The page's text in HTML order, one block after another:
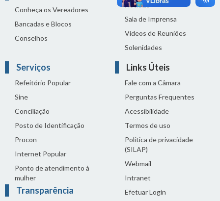
Conheça os Vereadores
Bancadas e Blocos
Conselhos
Notícias
Sala de Imprensa
Vídeos de Reuniões
Solenidades
Serviços
Refeitório Popular
Sine
Conciliação
Posto de Identificação
Procon
Internet Popular
Ponto de atendimento à
mulher
Transparência
Links Úteis
Fale com a Câmara
Perguntas Frequentes
Acessibilidade
Termos de uso
Política de privacidade
(SILAP)
Webmail
Intranet
Efetuar Login